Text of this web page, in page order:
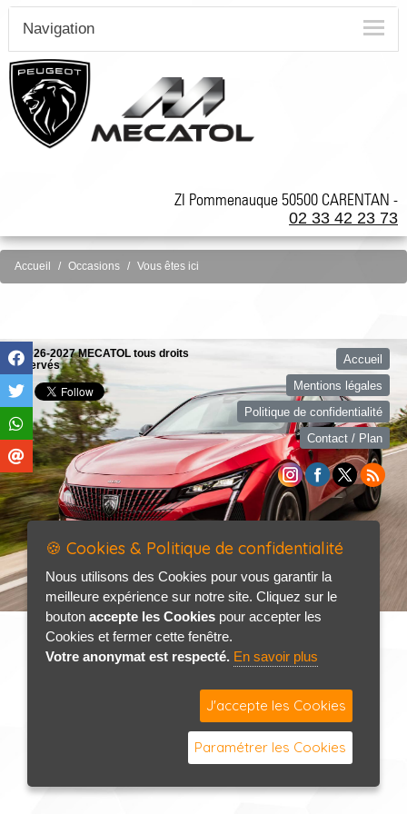
Navigation
ZI Pommenauque 50500 CARENTAN -
02 33 42 23 73
Accueil Occasions Vous êtes ici
©2026-2027 MECATOL tous droits
réservés
Accueil
Mentions légales
Politique de confidentialité
Contact / Plan
🍪 Cookies & Politique de confidentialité
Nous utilisons des Cookies pour vous garantir la
meilleure expérience sur notre site. Cliquez sur le
bouton accepte les Cookies pour accepter les
Cookies et fermer cette fenêtre.
Votre anonymat est respecté. En savoir plus
J'accepte les Cookies
Paramétrer les Cookies